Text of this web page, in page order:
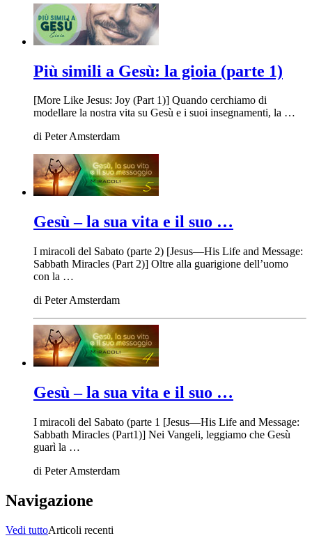
Più simili a Gesù: la gioia (parte 1)
[More Like Jesus: Joy (Part 1)] Quando cerchiamo di
modellare la nostra vita su Gesù e i suoi insegnamenti, la …
di Peter Amsterdam
Gesù – la sua vita e il suo …
I miracoli del Sabato (parte 2) [Jesus—His Life and Message:
Sabbath Miracles (Part 2)] Oltre alla guarigione dell’uomo
con la …
di Peter Amsterdam
Gesù – la sua vita e il suo …
I miracoli del Sabato (parte 1 [Jesus—His Life and Message:
Sabbath Miracles (Part1)] Nei Vangeli, leggiamo che Gesù
guarì la …
di Peter Amsterdam
Navigazione
Vedi tuttoArticoli recenti